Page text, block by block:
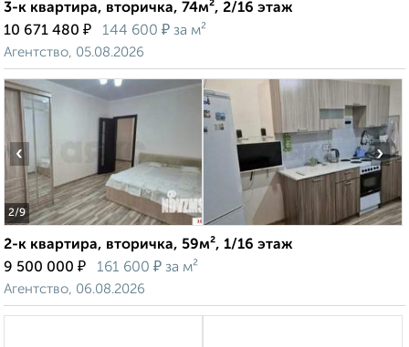
3-к квартира, вторичка, 74м², 2/16 этаж
10 671 480 ₽ 144 600 ₽ за м²
Агентство, 05.08.2026
2/9
‹ ›
2-к квартира, вторичка, 59м², 1/16 этаж
9 500 000 ₽ 161 600 ₽ за м²
Агентство, 06.08.2026